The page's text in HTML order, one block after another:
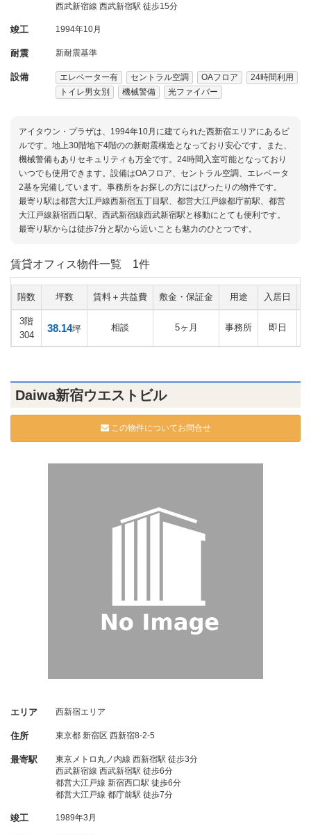
西武新宿線 西武新宿駅 徒歩15分
竣工 1994年10月
耐震 新耐震基準
設備 エレベーター有 セントラル空調 OAフロア
24時間利用
トイレ男女別
機械警備 光ファイバー
アイタウン・プラザは、1994年10月に建てられた西新宿エリアにあるビ
ルです。地上30階地下4階のの新耐震構造となっており安心です。また、
機械警備もありセキュリティも万全です。24時間入室可能となっており
いつでも使用できます。設備はOAフロア、セントラル空調、エレベータ
2基を完備しています。事務所をお探しの方にはぴったりの物件です。
最寄り駅は都営大江戸線西新宿五丁目駅、都営大江戸線都庁前駅、都営
大江戸線新宿西口駅、西武新宿線西武新宿駅と移動にとても便利です。
最寄り駅からは徒歩7分と駅から近いことも魅力のひとつです。
賃貸オフィス物件一覧 1件
階数 坪数 賃料＋共益費 敷金・保証金 用途 入居日
3階
304
38.14坪 相談 5ヶ月 事務所 即日
Daiwa新宿ウエストビル
この物件についてお問合せ
エリア 西新宿エリア
住所 東京都 新宿区 西新宿8-2-5
最寄駅
東京メトロ丸ノ内線 西新宿駅 徒歩3分
西武新宿線 西武新宿駅 徒歩6分
都営大江戸線 新宿西口駅 徒歩6分
都営大江戸線 都庁前駅 徒歩7分
竣工 1989年3月